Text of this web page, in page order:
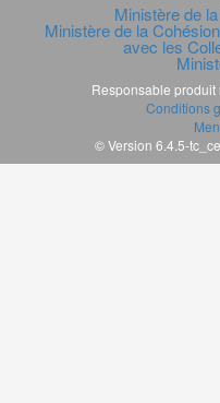
Ministère de
Ministère de la
avec les
Responsable produit
Conditions
© Version 6.4.5-